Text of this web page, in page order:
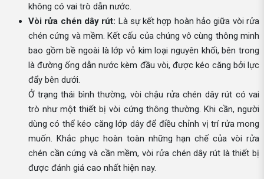
không có vai trò dẫn nước.
Vòi rửa chén dây rút: Là sự kết hợp hoàn hảo giữa vòi rửa
chén cứng và mềm. Kết cấu của chúng vô cùng thông minh
bao gồm bề ngoài là lớp vỏ kim loại nguyên khối, bên trong
là đường ống dẫn nước kèm đầu vòi, được kéo căng bởi lực
đẩy bên dưới.
Ở trạng thái bình thường, vòi chậu rửa chén dây rút có vai
trò như một thiết bị vòi cứng thông thường. Khi cần, người
dùng có thể kéo căng lớp dây để điều chỉnh vị trí rửa mong
muốn. Khắc phục hoàn toàn những hạn chế của vòi rửa
chén cần cứng và cần mềm, vòi rửa chén dây rút là thiết bị
được đánh giá cao nhất hiện nay.